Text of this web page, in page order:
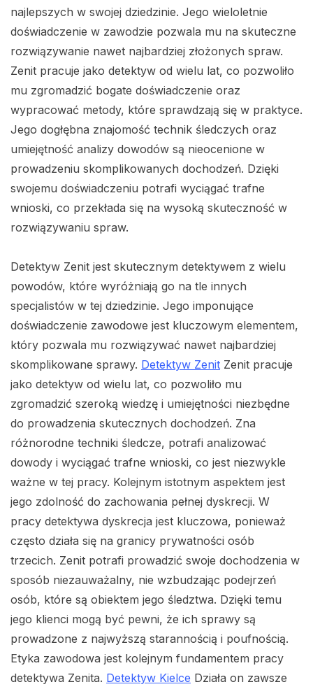
najlepszych w swojej dziedzinie. Jego wieloletnie
doświadczenie w zawodzie pozwala mu na skuteczne
rozwiązywanie nawet najbardziej złożonych spraw.
Zenit pracuje jako detektyw od wielu lat, co pozwoliło
mu zgromadzić bogate doświadczenie oraz
wypracować metody, które sprawdzają się w praktyce.
Jego dogłębna znajomość technik śledczych oraz
umiejętność analizy dowodów są nieocenione w
prowadzeniu skomplikowanych dochodzeń. Dzięki
swojemu doświadczeniu potrafi wyciągać trafne
wnioski, co przekłada się na wysoką skuteczność w
rozwiązywaniu spraw.
Detektyw Zenit jest skutecznym detektywem z wielu
powodów, które wyróżniają go na tle innych
specjalistów w tej dziedzinie. Jego imponujące
doświadczenie zawodowe jest kluczowym elementem,
który pozwala mu rozwiązywać nawet najbardziej
skomplikowane sprawy. Detektyw Zenit Zenit pracuje
jako detektyw od wielu lat, co pozwoliło mu
zgromadzić szeroką wiedzę i umiejętności niezbędne
do prowadzenia skutecznych dochodzeń. Zna
różnorodne techniki śledcze, potrafi analizować
dowody i wyciągać trafne wnioski, co jest niezwykle
ważne w tej pracy. Kolejnym istotnym aspektem jest
jego zdolność do zachowania pełnej dyskrecji. W
pracy detektywa dyskrecja jest kluczowa, ponieważ
często działa się na granicy prywatności osób
trzecich. Zenit potrafi prowadzić swoje dochodzenia w
sposób niezauważalny, nie wzbudzając podejrzeń
osób, które są obiektem jego śledztwa. Dzięki temu
jego klienci mogą być pewni, że ich sprawy są
prowadzone z najwyższą starannością i poufnością.
Etyka zawodowa jest kolejnym fundamentem pracy
detektywa Zenita. Detektyw Kielce Działa on zawsze